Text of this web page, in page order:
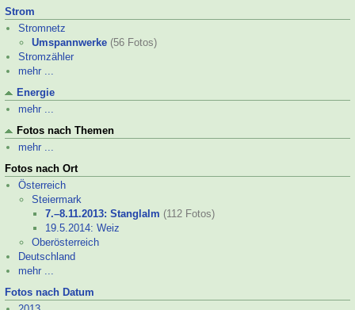
Strom
Stromnetz
Umspannwerke (56 Fotos)
Stromzähler
mehr ...
Energie
mehr ...
Fotos nach Themen
mehr ...
Fotos nach Ort
Österreich
Steiermark
7.–8.11.2013: Stanglalm (112 Fotos)
19.5.2014: Weiz
Oberösterreich
Deutschland
mehr ...
Fotos nach Datum